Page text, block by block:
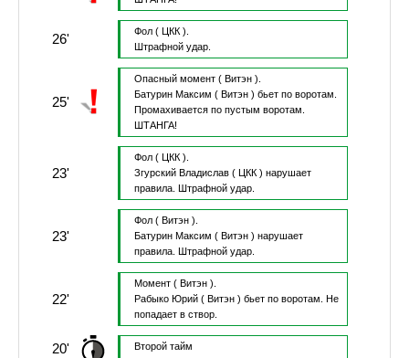
26' Фол ( ЦКК ).
Штрафной удар.
25'
Опасный момент ( Витэн ).
Батурин Максим ( Витэн ) бьет по воротам.
Промахивается по пустым воротам.
ШТАНГА!
23'
Фол ( ЦКК ).
Згурский Владислав( ЦКК ) нарушает
правила.
Штрафной удар.
23'
Фол ( Витэн ).
Батурин Максим ( Витэн ) нарушает
правила.
Штрафной удар.
22'
Момент ( Витэн ).
Рабыко Юрий( Витэн ) бьет по воротам.
Не
попадает в створ.
20' Второй тайм